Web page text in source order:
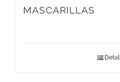
MASCARILLAS